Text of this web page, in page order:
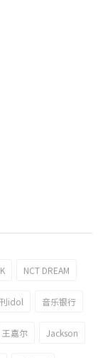
NCT DREAM
idol 音乐银行
王嘉尔 Jackson